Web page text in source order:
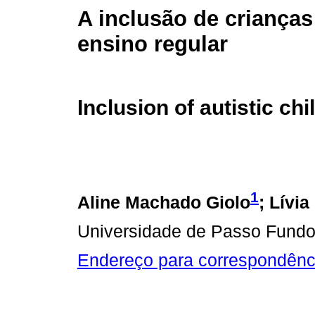
A inclusão de
ensino regular
Inclusion of autistic
Aline Machado Giolo1; Lívia
Universidade de Passo
Endereço para